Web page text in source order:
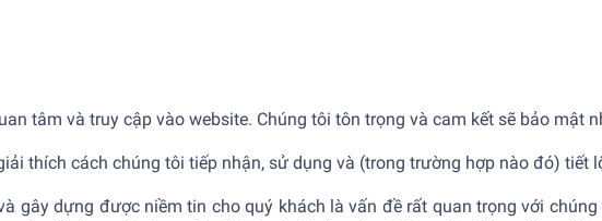
tâm và truy cập vào website. Chúng tôi tôn trọng và cam kết sẽ bảo mật
thích cách chúng tôi tiếp nhận, sử dụng và (trong trường hợp nào đó) tiết
gây dựng được niềm tin cho quý khách là vấn đề rất quan trọng với